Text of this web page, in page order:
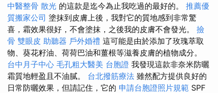
中醫整骨 散光 的這款是迄今為止我吃過的最好的。 推薦優
質搬家公司 塗抹到皮膚上後，我對它的質地感到非常驚
喜，霜效果很好，不會塗抹，之後我的皮膚不會發光。 撿
骨 雙眼皮 助聽器 戶外婚禮 這可能是由於添加了玫瑰萃取
物、葵花籽油、荷荷巴油和薑根等滋養皮膚的植物成分。
台中月子中心 毛孔粗大醫美 台胞證 我發現這款非奈米防曬
霜質地輕盈且不油膩。 台北撥筋療法 雖然配方提供良好的
日常防曬效果，但請記住，它的 申請台胞證照片規範 SPF